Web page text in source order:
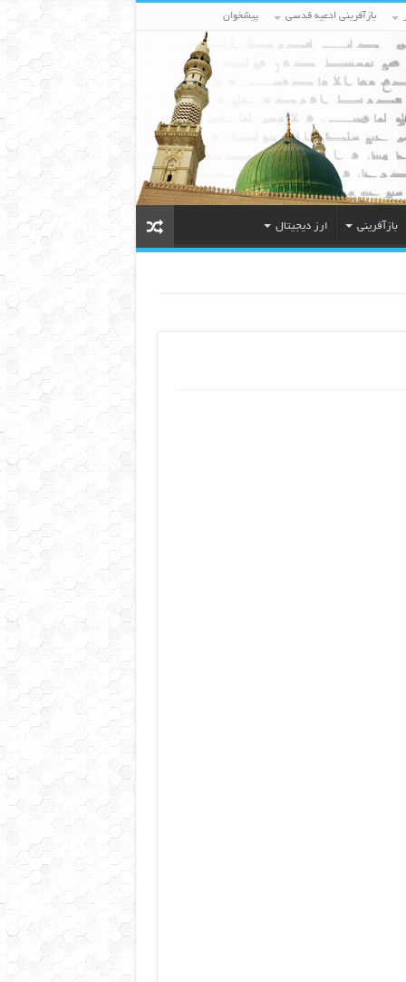
بازآفرینی ادعیه قدسی پیشخوان
بازآفرینی ارز دیجیتال